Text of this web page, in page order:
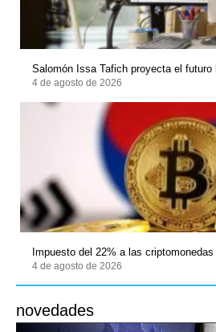
Salomón Issa Tafich proyecta el
4 de agosto de 2026
Impuesto del 22% a las
4 de agosto de 2026
novedades